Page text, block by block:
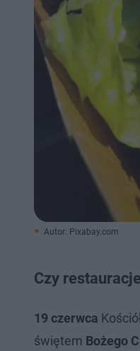
Autor: Pixabay.com
Czy
19 czerwca
świętem Bożego